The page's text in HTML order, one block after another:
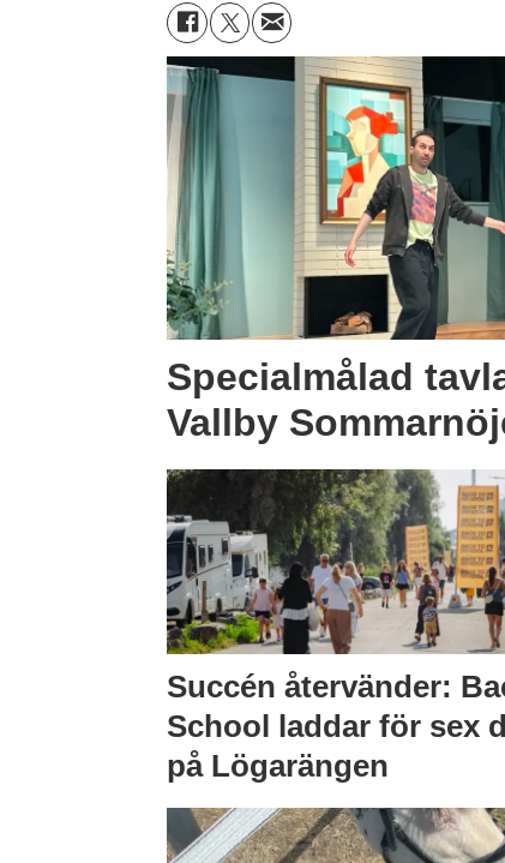
Specialmålad
Vallby
Succén återvänder:
School laddar för sex
på Lögarängen